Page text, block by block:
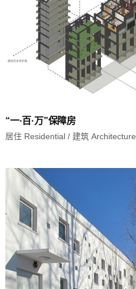
“一·百·万”保障房
居住 Residential/ 建筑 Architecture